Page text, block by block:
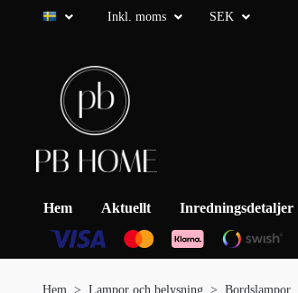
Inkl. moms SEK
Hem Aktuellt Inredningsdetaljer
Hem Lampor och belysning Bordslampor